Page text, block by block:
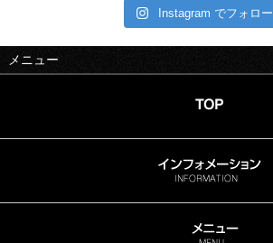
Instagram でフォロー
メニュー